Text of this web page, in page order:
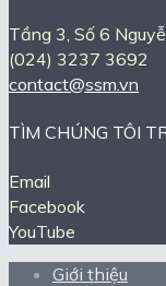
Tầng 3, Số 6
(024) 3237 3692
contact@ssm.vn
TÌM CHÚNG TÔI
Email
Facebook
YouTube
Giới thiệu